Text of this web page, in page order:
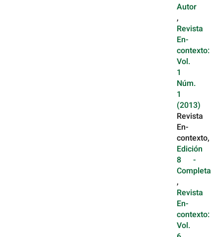
Autor
,
Revista
En-
contexto:
Vol.
1
Núm.
1
(2013)
Revista
En-
contexto,
Edición
8 -
Completa
,
Revista
En-
contexto:
Vol.